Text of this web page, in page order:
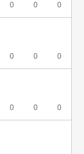
0 0 0
0 0 0
0 0 0